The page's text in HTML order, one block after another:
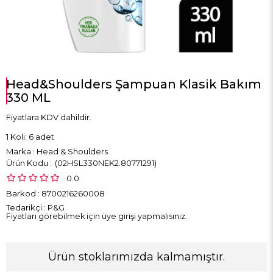
Head&Shoulders Şampuan Klasik Bakım
330 ML
Fiyatlara KDV dahildir.
1 Koli: 6 adet
Marka : Head & Shoulders
(02HSL330NEK2.80771291)
0.0
Barkod : 8700216260008
Tedarikçi : P&G
Fiyatları görebilmek için üye girişi yapmalısınız.
Ürün stoklarımızda kalmamıştır.